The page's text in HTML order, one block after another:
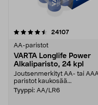
24107arvostelut
AA-paristot
VARTA Longlife Power
Alkaliparisto, 24 kpl
Joutsenmerkityt AA- tai
paristot kaukosää...
Tyyppi: AA/LR6
4.5viidestä